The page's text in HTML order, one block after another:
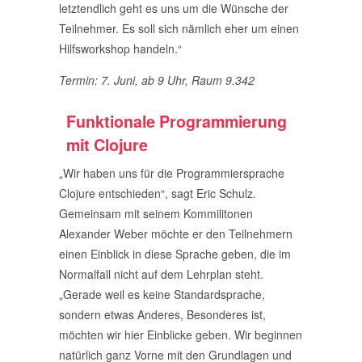
letztendlich geht es uns um die Wünsche der
Teilnehmer. Es soll sich nämlich eher um einen
Hilfsworkshop handeln.“
Termin: 7. Juni, ab 9 Uhr, Raum 9.342
Funktionale Programmierung
mit Clojure
„Wir haben uns für die Programmiersprache
Clojure entschieden“, sagt Eric Schulz.
Gemeinsam mit seinem Kommilitonen
Alexander Weber möchte er den Teilnehmern
einen Einblick in diese Sprache geben, die im
Normalfall nicht auf dem Lehrplan steht.
„Gerade weil es keine Standardsprache,
sondern etwas Anderes, Besonderes ist,
möchten wir hier Einblicke geben. Wir beginnen
natürlich ganz Vorne mit den Grundlagen und